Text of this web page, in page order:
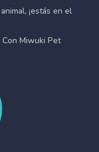
¡estás en el
Con Miwuki Pet